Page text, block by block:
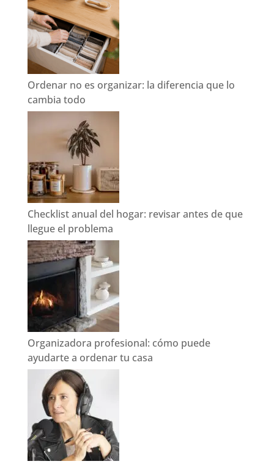
Ordenar no es organizar: la diferencia que lo
cambia todo
Checklist anual del hogar: revisar antes de que
llegue el problema
Organizadora profesional: cómo puede
ayudarte a ordenar tu casa